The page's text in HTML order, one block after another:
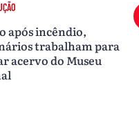
após incêndio,
trabalham para
acervo do Museu